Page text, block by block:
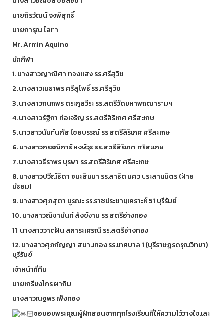
นายถิรวัฒน์ จงพิสุทธิ์
นายการุณ ไลทา
Mr. Armin Aquino
นักกีฬา
1. นางสาวญาณิศา ทองแสง รร.ศรีสุวิช
2. นางสาวเมธาพร ศรีสุโพธิ์ รร.ศรีสุวิช
3. นางสาวกนกพร ตระกูลวีระ รร.สตรีวัดมหาพฤฒารามฯ
4. นางสาวรัฐิกา ท่อเจริญ รร.สตรีสิริเกศ ศรีสะเกษ
5. นาวสาวนันท์นภัส ไชยบรรณ์ รร.สตรีสิริเกศ ศรีสะเกษ
6. นางสาวกรรณิการ์ หงษ์วุธ รร.สตรีสิริเกศ ศรีสะเกษ
7. นางสาวธีราพร บุรพา รร.สตรีสิริเกศ ศรีสะเกษ
8. นางสาวปวีณ์ธิดา ชนะสิมมา รร.สาธิต มศว ประสานมิตร (ฝ่าย
มัธยม)
9. นางสาวศุภสุตา บูรณะ รร.ราชประชานุเคราะห์ 51 บุรีรัมย์
10. นางสาวณิชานันท์ สังข์งาม รร.สตรีอ่างทอง
11. นางสาววาดฝัน สการะเศรณี รร.สตรีอ่างทอง
12. นางสาวศุภกัญญา สมานทอง รร.เทศบาล 1 (บุรีราษฎรดรุณวิทยา)
บุรีรัมย์
เจ้าหน้าที่ทีม
นายเกรียงไกร ผากิม
นางสาวณฐพร เพ็งทอง
ขอขอบพระคุณผู้ฝึกสอนจากทุกโรงเรียนที่ให้ความไว้วางใจและ